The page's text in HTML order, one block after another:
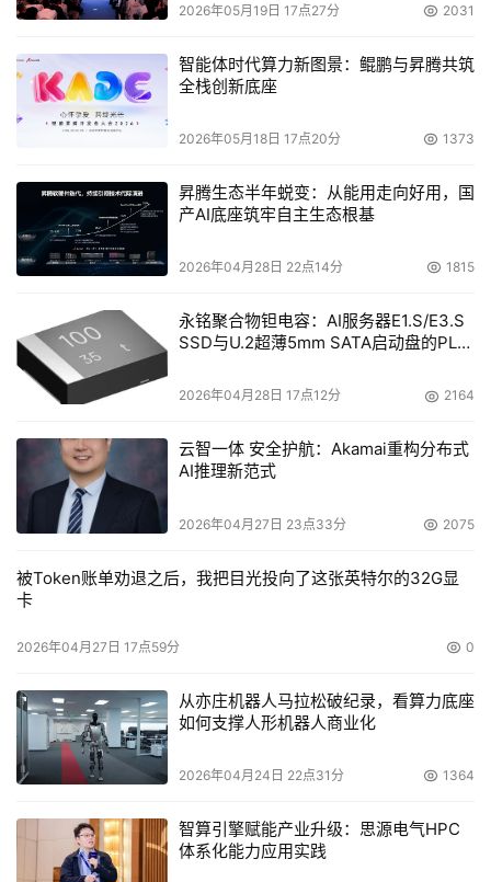
本文来源于DOIT传媒，文章内容仅供参考，不构成投资建议。
2026年05月19日 17点27分 2031
智能体时代算力新图景：鲲鹏与昇腾共筑
全栈创新底座
2026年05月18日 17点20分 1373
昇腾生态半年蜕变：从能用走向好用，国
产AI底座筑牢自主生态根基
2026年04月28日 22点14分 1815
永铭聚合物钽电容：AI服务器E1.S/E3.S
SSD与U.2超薄5mm SATA启动盘的PLP
2026年04月28日 17点12分 2164
云智一体 安全护航：Akamai重构分布式
AI推理新范式
2026年04月27日 23点33分 2075
被Token账单劝退之后，我把目光投向了这张英特尔的32G显
卡
2026年04月27日 17点59分 0
从亦庄机器人马拉松破纪录，看算力底座
如何支撑人形机器人商业化
2026年04月24日 22点31分 1364
智算引擎赋能产业升级：思源电气HPC
体系化能力应用实践